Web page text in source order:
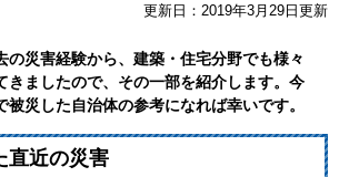
更新日：2019年3月29日更新
災害経験から、建築・住宅分野でも様々
きましたので、その一部を紹介します。今
被災した自治体の参考になれば幸いです。
直近の災害